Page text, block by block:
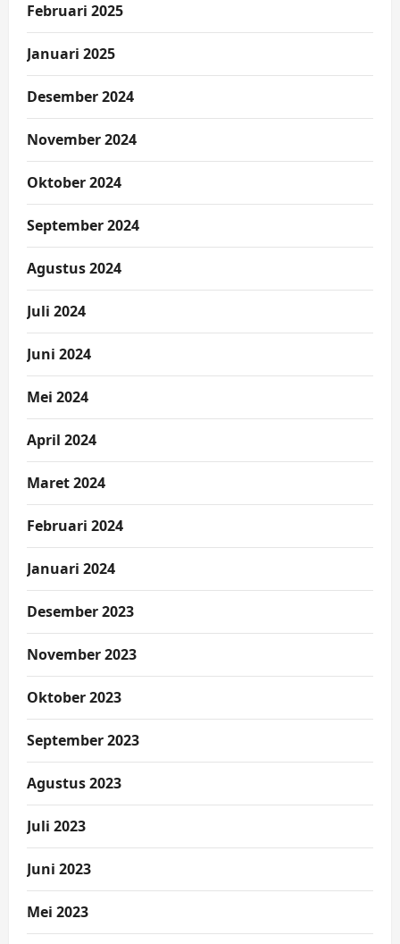
Februari 2025
Januari 2025
Desember 2024
November 2024
Oktober 2024
September 2024
Agustus 2024
Juli 2024
Juni 2024
Mei 2024
April 2024
Maret 2024
Februari 2024
Januari 2024
Desember 2023
November 2023
Oktober 2023
September 2023
Agustus 2023
Juli 2023
Juni 2023
Mei 2023